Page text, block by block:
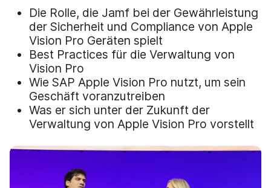
Die Rolle, die Jamf bei der Gewährleistung
der Sicherheit und Compliance von Apple
Vision Pro Geräten spielt
Best Practices für die Verwaltung von
Vision Pro
Wie SAP Apple Vision Pro nutzt, um sein
Geschäft voranzutreiben
Was er sich unter der Zukunft der
Verwaltung von Apple Vision Pro vorstellt